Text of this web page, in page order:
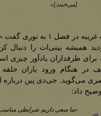
[می‌خندد]»
شخصیت غریبه در فصل ۱ به نوری
همیشه بینی‌ات را دنبال
برای طرفداران یادآور چیزی
در هنگام ورود یاران حلقه
مری می‌گوید. جی‌دی پین درباره
داد:
«ما سعی داریم شرایطی